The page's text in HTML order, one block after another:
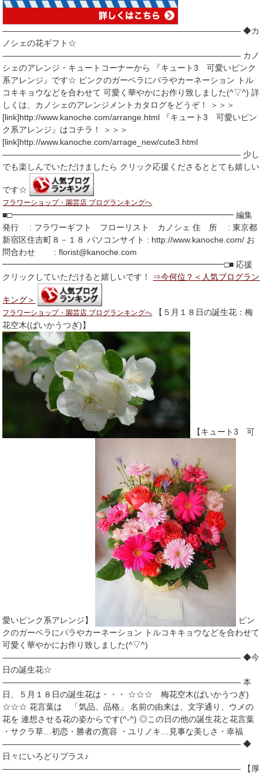
――――――――――――――――――――――――――――― ◆カ
ノシェの花ギフト☆
――――――――――――――――――――――――――――― カノ
シェのアレンジ・キュートコーナーから 『キュート3 可愛いピンク
系アレンジ』です☆ ピンクのガーベラにバラやカーネーション トル
コキキョウなどを合わせて 可愛く華やかにお作り致しました(^▽^) 詳
しくは、カノシェのアレンジメントカタログをどうぞ！ ＞＞＞
[link]http://www.kanoche.com/arrange.html 『キュート3 可愛いピン
ク系アレンジ』はコチラ！ ＞＞＞
[link]http://www.kanoche.com/arrage_new/cute3.html
――――――――――――――――――――――――――――― 少し
でも楽しんでいただけましたら クリック応援くださるととても嬉しい
です☆
フラワーショップ・園芸店 ブログランキングへ
■□━━━━━━━━━━━━━━━━━━━━━━━━━━━ 編集
発行 : フラワーギフト フローリスト カノシェ 住 所 : 東京都
新宿区住吉町８－１８ パソコンサイト : http://www.kanoche.com/ お
問合わせ : florist@kanoche.com
━━━━━━━━━━━━━━━━━━━━━━━━━━━□■ 応援
クリックしていただけると嬉しいです！ ⇒今何位？＜人気ブログラン
キング＞
フラワーショップ・園芸店 ブログランキングへ
【５月１８日の誕生花：梅
花空木(ばいかうつぎ)】
【キュート3 可
愛いピンク系アレンジ】
ピン
クのガーベラにバラやカーネーション トルコキキョウなどを合わせて
可愛く華やかにお作り致しました(^▽^)
――――――――――――――――――――――――――――― ◆今
日の誕生花☆
――――――――――――――――――――――――――――― 本
日、５月１８日の誕生花は・・・ ☆☆☆ 梅花空木(ばいかうつぎ)
☆☆☆ 花言葉は 「気品、品格」 名前の由来は、文字通り、ウメの
花を 連想させる花の姿からです(^-^) ◎この日の他の誕生花と花言葉
・サクラ草…初恋・勝者の寛容 ・ユリノキ…見事な美しさ・幸福
――――――――――――――――――――――――――――― ◆
日々にいろどりプラス♪
――――――――――――――――――――――――――――― 【厚